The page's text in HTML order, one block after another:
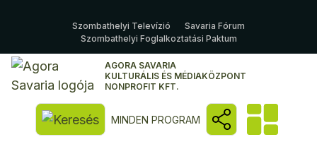
Szombathelyi Televízió
Savaria Fórum
Szombathelyi Foglalkoztatási Paktum
AGORA SAVARIA
KULTURÁLIS ÉS MÉDIAKÖZPONT
NONPROFIT KFT.
Kereső megnyitása
MINDEN PROGRAM